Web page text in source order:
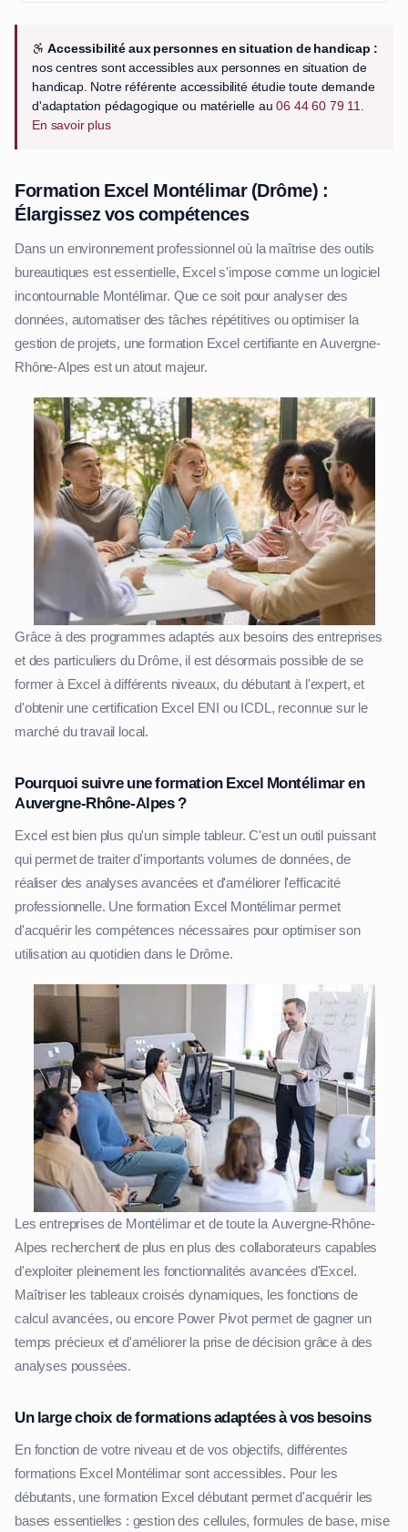
Accessibilité aux personnes en situation de handicap :
nos centres sont accessibles aux personnes en situation de
handicap. Notre référente accessibilité étudie toute demande
d'adaptation pédagogique ou matérielle au06 44 60 79 11.
En savoir plus
Formation Excel Montélimar (Drôme) :
Élargissez vos compétences
Dans un environnement professionnel où la maîtrise des outils
bureautiques est essentielle, Excel s'impose comme un logiciel
incontournable Montélimar. Que ce soit pour analyser des
données, automatiser des tâches répétitives ou optimiser la
gestion de projets, une formation Excel certifiante en Auvergne-
Rhône-Alpes est un atout majeur.
Grâce à des programmes adaptés aux besoins des entreprises
et des particuliers du Drôme, il est désormais possible de se
former à Excel à différents niveaux, du débutant à l'expert, et
d'obtenir une certification Excel ENI ou ICDL, reconnue sur le
marché du travail local.
Pourquoi suivre une formation Excel Montélimar en
Auvergne-Rhône-Alpes ?
Excel est bien plus qu'un simple tableur. C'est un outil puissant
qui permet de traiter d'importants volumes de données, de
réaliser des analyses avancées et d'améliorer l'efficacité
professionnelle. Une formation Excel Montélimar permet
d'acquérir les compétences nécessaires pour optimiser son
utilisation au quotidien dans le Drôme.
Les entreprises de Montélimar et de toute la Auvergne-Rhône-
Alpes recherchent de plus en plus des collaborateurs capables
d'exploiter pleinement les fonctionnalités avancées d'Excel.
Maîtriser les tableaux croisés dynamiques, les fonctions de
calcul avancées, ou encore Power Pivot permet de gagner un
temps précieux et d'améliorer la prise de décision grâce à des
analyses poussées.
Un large choix de formations adaptées à vos besoins
En fonction de votre niveau et de vos objectifs, différentes
formations Excel Montélimar sont accessibles. Pour les
débutants, une formation Excel débutant permet d'acquérir les
bases essentielles : gestion des cellules, formules de base, mise